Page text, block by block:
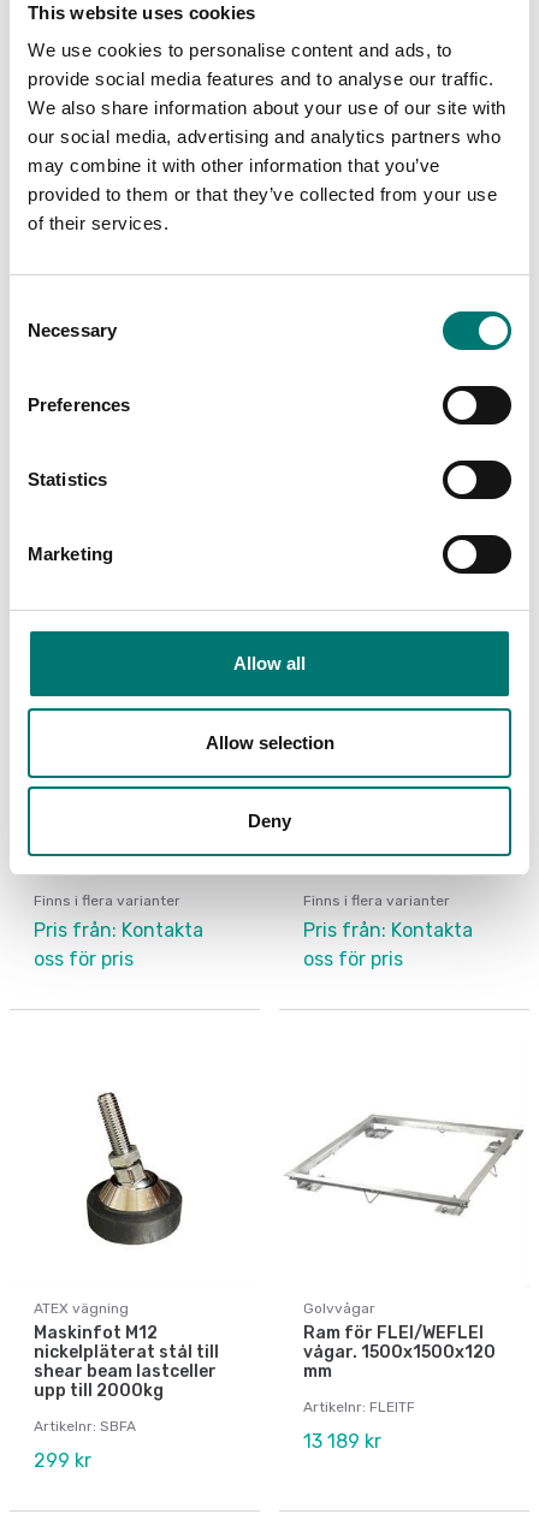
This website uses cookies
We use cookies to personalise content and ads, to
provide social media features and to analyse our traffic.
We also share information about your use of our site with
our social media, advertising and analytics partners who
may combine it with other information that you’ve
provided to them or that they’ve collected from your use
of their services.
Selection
Necessary
Preferences
Statistics
Marketing
Allow all
Allow selection
Deny
Kontrollvikt i gjutjärn
Zwiebel. Inkl M1-2
Finns i flera varianter
Kontrollvikt i gjutjärn
Finns i flera varianter
Pris från: Kontakta
Finns i flera varianter
Pris från: Kontakta
oss för pris
Finns i flera varianter
Pris från: Kontakta
oss för pris
ATEX vägning
Maskinfot M12
nickelpläterat stål till
shear beam lastceller
upp till 2000kg
Artikelnr: SBFA
299 kr
Golvvågar
Ram för FLEI/WEFLEI
vågar. 1500x1500x120
mm
Artikelnr: FLEITF
13 189 kr